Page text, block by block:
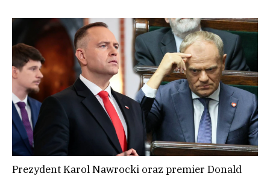
Prezydent Karol Nawrocki oraz premier Donald